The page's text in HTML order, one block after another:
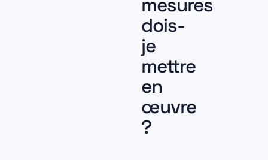
dois-
je
mettre
en
œuvre
?